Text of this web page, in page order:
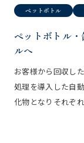
ペットボトル
ペットボトル・
ルへ
お客様から回収し
処理を導入した自
化物となりそれぞ